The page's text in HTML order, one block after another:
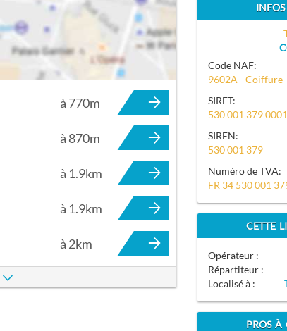
à 770m
à 870m
à 1.9km
à 1.9km
à 2km
INFOS
Code NAF:
9602A - Coiffure
SIRET:
530 001 379
SIREN:
530 001 379
Numéro de TVA:
FR 34 530 001
CETTE
Opérateur :
Répartiteur :
Localisé à :
PROS À